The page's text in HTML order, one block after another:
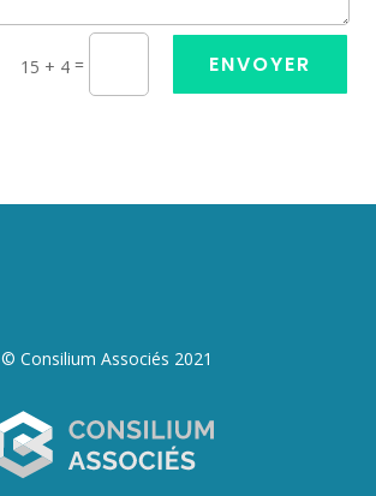
15 + 4= ENVOYER
© Consilium Associés 2021